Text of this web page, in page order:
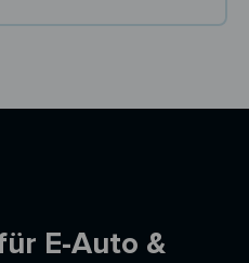
E-Auto &